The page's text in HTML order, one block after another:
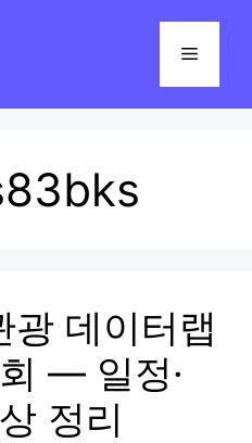
메
데이터랩
— 일정·
정리